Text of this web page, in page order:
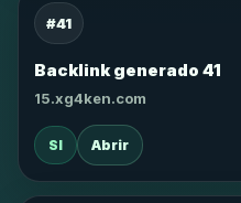
#41
Backlink generado 41
15.xg4ken.com
SI Abrir